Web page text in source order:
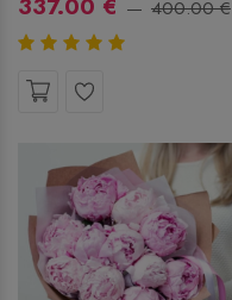
337.00 € 400.00 €